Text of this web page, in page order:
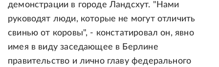
демонстрации в городе Ландсхут. "Нами
руководят люди, которые не могут отличить
свинью от коровы", - констатировал он, явно
имея в виду заседающее в Берлине
правительство и лично главу федерального